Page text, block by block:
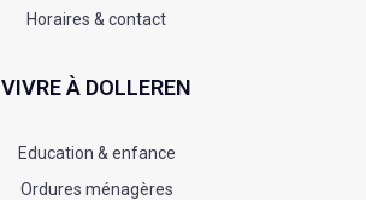
Horaires & contact
VIVRE À DOLLEREN
Education & enfance
Ordures ménagères